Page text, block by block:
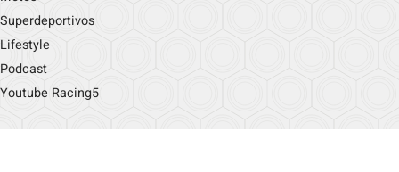
Superdeportivos
Lifestyle
Podcast
Youtube Racing5